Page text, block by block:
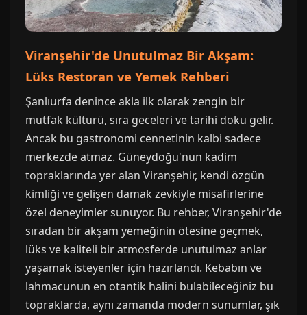
Viranşehir'de Unutulmaz Bir Akşam:
Lüks Restoran ve Yemek Rehberi
Şanlıurfa denince akla ilk olarak zengin bir
mutfak kültürü, sıra geceleri ve tarihi doku gelir.
Ancak bu gastronomi cennetinin kalbi sadece
merkezde atmaz. Güneydoğu'nun kadim
topraklarında yer alan Viranşehir, kendi özgün
kimliği ve gelişen damak zevkiyle misafirlerine
özel deneyimler sunuyor. Bu rehber, Viranşehir'de
sıradan bir akşam yemeğinin ötesine geçmek,
lüks ve kaliteli bir atmosferde unutulmaz anlar
yaşamak isteyenler için hazırlandı. Kebabın ve
lahmacunun en otantik halini bulabileceğiniz bu
topraklarda, aynı zamanda modern sunumlar, şık